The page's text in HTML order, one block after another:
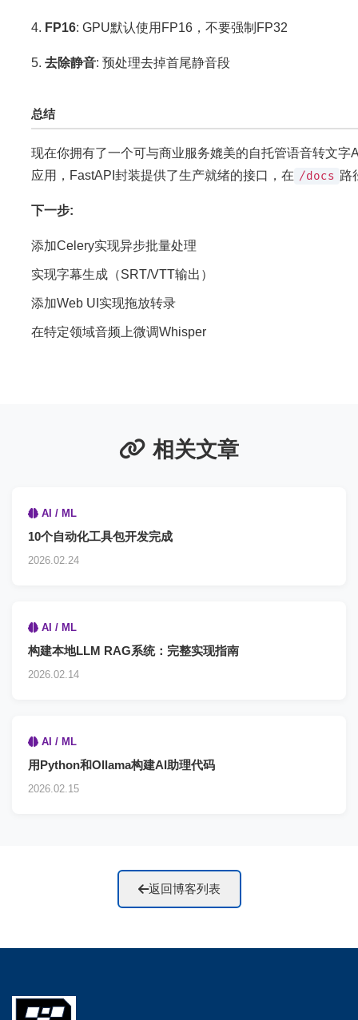
4. FP16: GPU默认使用FP16，不要强制FP32
5. 去除静音: 预处理去掉首尾静音段
总结
现在你拥有了一个可与商业服务媲美的自托管语音转文
应用，FastAPI封装提供了生产就绪的接口，在 /docs 路
下一步:
添加Celery实现异步批量处理
实现字幕生成（SRT/VTT输出）
添加Web UI实现拖放转录
在特定领域音频上微调Whisper
相关文章
AI / ML
10个自动化工具包开发完成
2026.02.24
AI / ML
构建本地LLM RAG系统：完整实现指南
2026.02.14
AI / ML
用Python和Ollama构建AI助理代码
2026.02.15
返回博客列表